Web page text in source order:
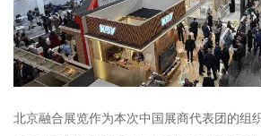
北京融合展览作为本次中国展商代表团的组